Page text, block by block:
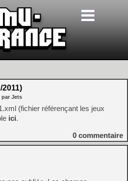
2011)
par Jets
(fichier référençant les jeux
ici.
0 commentaire